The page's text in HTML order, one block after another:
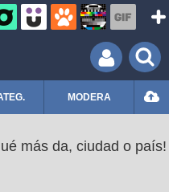
MODERA
más da, ciudad o país!